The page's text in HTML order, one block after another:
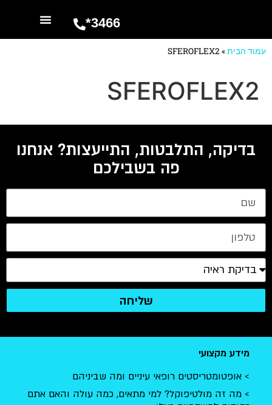
3466*
עמוד הבית»
SFEROFLEX2
SFEROFLEX2
בדיקה, התלבטות, התייעצות? אנחנו
פה בשבילכם
שליחה
מידע מקצועי
אופטומטריסטים רופאי עיניים ומה שביניהם
מה זה מולטיפוקל? למי מתאים, כמה עולה והאם אתם